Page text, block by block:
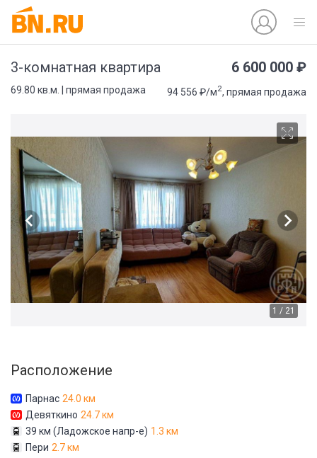
3-комнатная квартира 6 600 000 ₽
69.80 кв.м. | прямая продажа 94 556 ₽/м2, прямая продажа
1 / 21
Расположение
Парнас 24.0 км
Девяткино 24.7 км
39 км (Ладожское напр-е) 1.3 км
Пери 2.7 км